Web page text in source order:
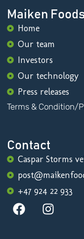
Maiken
Home
Our team
Investors
Our technology
Press releases
Terms & Condition/
Contact
Caspar Storms
+47 924 22 933
F
a
I
n